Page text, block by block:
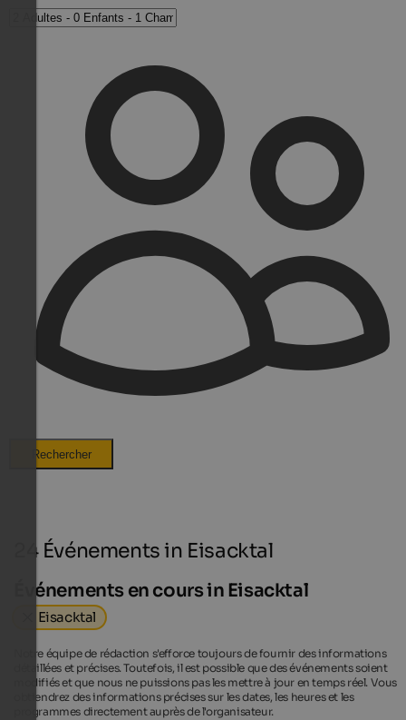
Rechercher
24 Événements in Eisacktal
Événements en cours in Eisacktal
Eisacktal
Notre équipe de rédaction s'efforce toujours de fournir des informations
détaillées et précises. Toutefois, il est possible que des événements soient
modifiés et que nous ne puissions pas les mettre à jour en temps réel. Vous
obtiendrez des informations précises sur les dates, les heures et les
programmes directement auprès de l'organisateur.